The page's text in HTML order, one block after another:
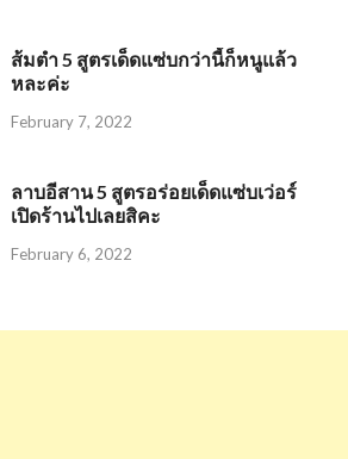
ส้มตำ 5 สูตรเด็ดแซ่บกว่านี้ก็หนูแล้ว
หละค่ะ
February 7, 2022
ลาบอีสาน 5 สูตรอร่อยเด็ดแซ่บเว่อร์
เปิดร้านไปเลยสิคะ
February 6, 2022